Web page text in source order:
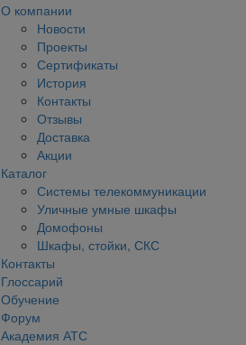
О компании
Новости
Проекты
Сертификаты
История
Контакты
Отзывы
Доставка
Акции
Каталог
Системы телекоммуникации
Уличные умные шкафы
Домофоны
Шкафы, стойки, СКС
Контакты
Глоссарий
Обучение
Форум
Академия АТС